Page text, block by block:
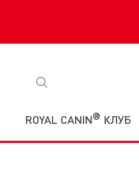
ROYAL CANIN® КЛУБ